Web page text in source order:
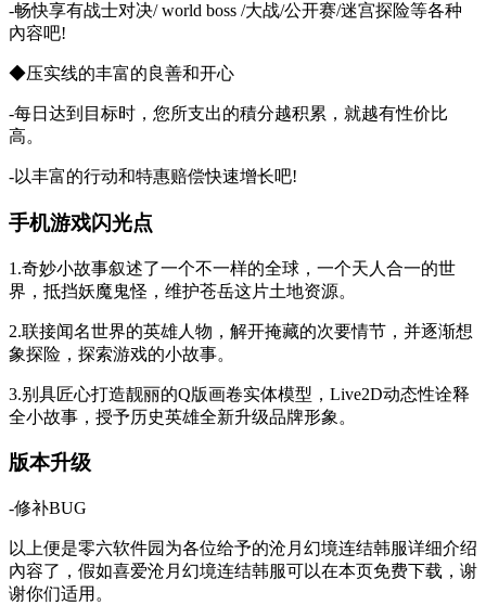
-畅快享有战士对决/ world boss /大战/公开赛/迷宫探险等各种
內容吧!
◆压实线的丰富的良善和开心
-每日达到目标时，您所支出的積分越积累，就越有性价比
高。
-以丰富的行动和特惠赔偿快速增长吧!
手机游戏闪光点
1.奇妙小故事叙述了一个不一样的全球，一个天人合一的世
界，抵挡妖魔鬼怪，维护苍岳这片土地资源。
2.联接闻名世界的英雄人物，解开掩藏的次要情节，并逐渐想
象探险，探索游戏的小故事。
3.别具匠心打造靓丽的Q版画卷实体模型，Live2D动态性诠释
全小故事，授予历史英雄全新升级品牌形象。
版本升级
-修补BUG
以上便是零六软件园为各位给予的沧月幻境连结韩服详细介绍
內容了，假如喜爱沧月幻境连结韩服可以在本页免费下载，谢
谢你们适用。